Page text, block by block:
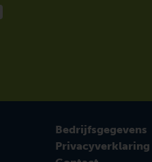
Bedrijfsgegevens
Privacyverklaring